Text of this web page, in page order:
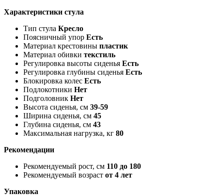
Характеристики стула
Тип стула Кресло
Поясничный упор Есть
Материал крестовины пластик
Материал обивки текстиль
Регулировка высоты сиденья Есть
Регулировка глубины сиденья Есть
Блокировка колес Есть
Подлокотники Нет
Подголовник Нет
Высота сиденья, см 39-59
Ширина сиденья, см 45
Глубина сиденья, см 43
Максимальная нагрузка, кг 80
Рекомендации
Рекомендуемый рост, см 110 до 180
Рекомендуемый возраст от 4 лет
Упаковка